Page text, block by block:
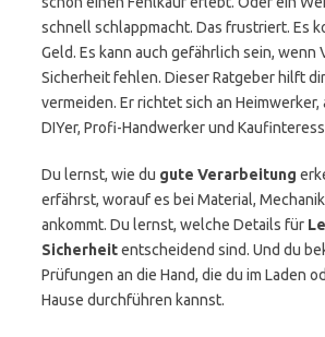
schnell schlappmacht. Das frustriert. Es
Geld. Es kann auch gefährlich sein, wenn
Sicherheit fehlen. Dieser Ratgeber hilft
vermeiden. Er richtet sich an
DIYer, Profi-Handwerker und
Du lernst, wie du gute Verarbeitung
erfährst, worauf es bei Material,
ankommt. Du lernst, welche Details für
Sicherheitentscheidend sind. Und du
Prüfungen an die Hand, die du im Laden
Hause durchführen kannst.